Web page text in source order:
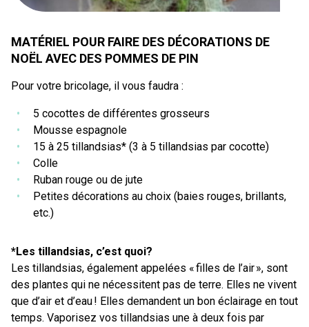
MATÉRIEL POUR FAIRE DES DÉCORATIONS DE
NOËL AVEC DES POMMES DE PIN
Pour votre bricolage, il vous faudra :
5 cocottes de différentes grosseurs
Mousse espagnole
15 à 25 tillandsias* (3 à 5 tillandsias par cocotte)
Colle
Ruban rouge ou de jute
Petites décorations au choix (baies rouges, brillants,
etc.)
*Les tillandsias, c’est quoi?
Les tillandsias, également appelées « filles de l’air », sont
des plantes qui ne nécessitent pas de terre. Elles ne vivent
que d’air et d’eau ! Elles demandent un bon éclairage en tout
temps. Vaporisez vos tillandsias une à deux fois par